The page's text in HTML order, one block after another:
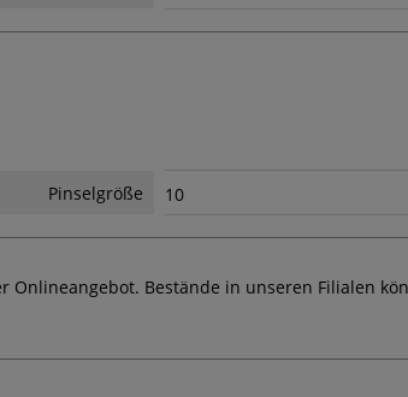
Pinselgröße 10
Bestände in unseren Filialen